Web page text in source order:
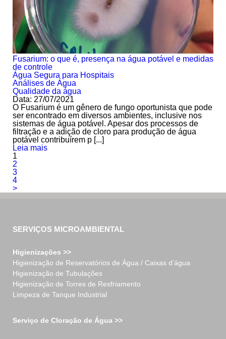
Fusarium: o que é, presença na água potável e medidas
de controle
Água Segura para Hospitais
Análises de Água
Qualidade da água
Data: 27/07/2021
O Fusarium é um gênero de fungo oportunista que pode
ser encontrado em diversos ambientes, inclusive nos
sistemas de água potável. Apesar dos processos de
filtração e a adição de cloro para produção de água
potável contribuírem p [...]
Leia mais
1
2
3
4
>
SERVIÇOS MICROAMBIENTAL
Higienizações >>
Higienização de Reservatórios de Água / Caixas d’água
Higienização de Tubulações
Higienização de Torres de Resfriamento
Limpeza de Tanque Industrial
Serviço de Cloração de Água >>